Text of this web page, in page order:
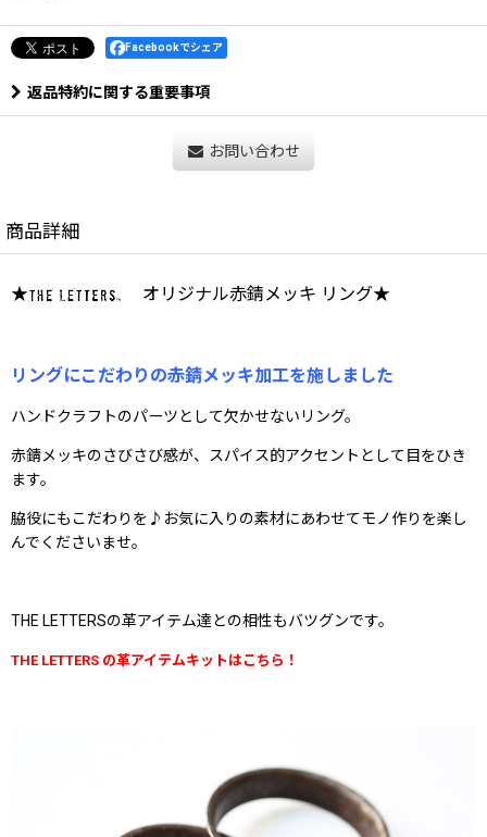
Facebookでシェア
返品特約に関する重要事項
お問い合わせ
商品詳細
★ オリジナル赤錆メッキ リング★
リングにこだわりの赤錆メッキ加工を施しました
ハンドクラフトのパーツとして欠かせないリング。
赤錆メッキのさびさび感が、スパイス的アクセントとして目をひき
ます。
脇役にもこだわりを♪お気に入りの素材にあわせてモノ作りを楽し
んでくださいませ。
THE LETTERSの革アイテム達との相性もバツグンです。
THE LETTERS の革アイテムキットはこちら！